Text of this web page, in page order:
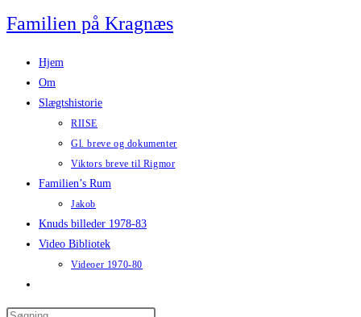
Skip
to
Familien på Kragnæs
Hjem
Om
Slægtshistorie
RIISE
Gl. breve og dokumenter
Viktors breve til Rigmor
Familien’s Rum
Jakob
Knuds billeder 1978-83
Video Bibliotek
Videoer 1970-80